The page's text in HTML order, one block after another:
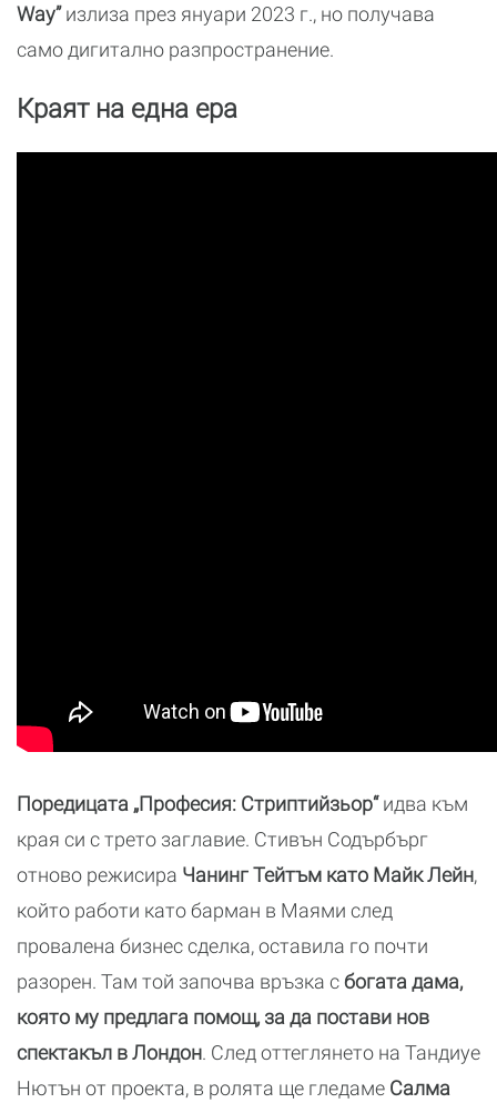
Way”излиза през януари 2023 г., но получава
само дигитално разпространение.
Краят на една ера
Поредицата „Професия: Стриптийзьор“идва към
края си с трето заглавие. Стивън Содърбърг
отново режисира Чанинг Тейтъм като Майк Лейн,
който работи като барман в Маями след
провалена бизнес сделка, оставила го почти
разорен. Там той започва връзка сбогата дама,
която му предлага помощ, за да постави нов
спектакъл в Лондон. След оттеглянето на Тандиуе
Нютън от проекта, в ролята ще гледаме Салма